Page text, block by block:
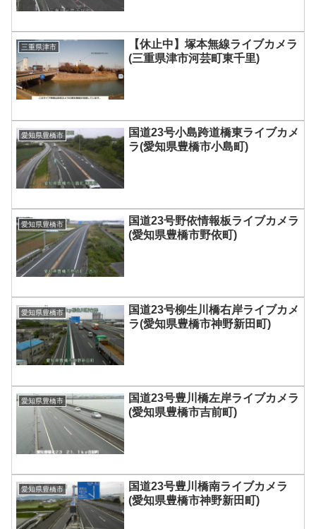
三重県津市
【休止中】塚本無線ライブカメラ
(三重県津市河芸町東千里)
愛知県豊橋市
国道23号小島跨道橋東ライブカメ
ラ(愛知県豊橋市小島町)
愛知県豊橋市
国道23号野依情報板ライブカメラ
(愛知県豊橋市野依町)
愛知県豊橋市
国道23号柳生川橋右岸ライブカメ
ラ(愛知県豊橋市神野新田町)
愛知県豊橋市
国道23号豊川橋左岸ライブカメラ
(愛知県豊橋市吉前町)
愛知県豊橋市
国道23号豊川橋南ライブカメラ
(愛知県豊橋市神野新田町)